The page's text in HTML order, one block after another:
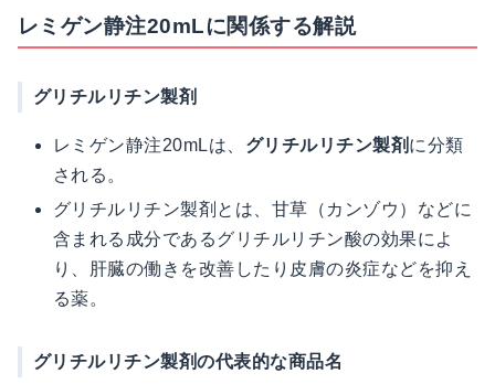
レミゲン静注20mLに関係する解説
グリチルリチン製剤
レミゲン静注20mLは、 グリチルリチン製剤 に分類
される。
グリチルリチン製剤とは、甘草（カンゾウ）などに
含まれる成分であるグリチルリチン酸の効果によ
り、肝臓の働きを改善したり皮膚の炎症などを抑え
る薬。
グリチルリチン製剤の代表的な商品名